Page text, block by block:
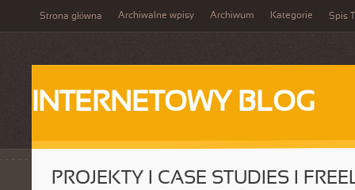
Strona główna Archiwalne wpisy Archiwum Kategorie Spis
INTERNETOWY BLOG
PROJEKTY I CASE STUDIES I